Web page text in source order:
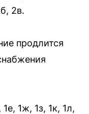
2в.
продлится
1е, 1ж, 1з, 1к, 1л,